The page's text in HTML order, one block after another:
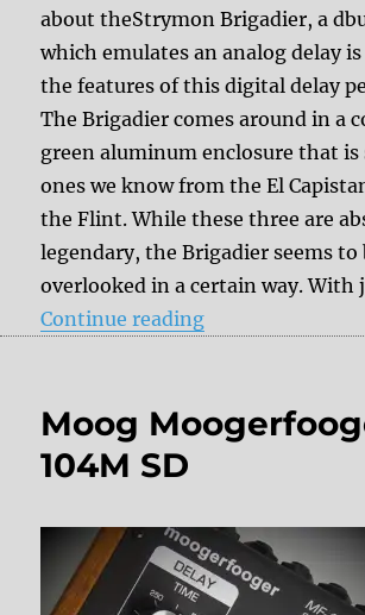
about theStrymon Brigadier, a
which emulates an analog delay
the features of this digital delay
The Brigadier comes around in a
green aluminum enclosure that
ones we know from the El
the Flint. While these three are
legendary, the Brigadier seems to
overlooked in a certain way.
Continue reading“Review:
Moog
104M SD